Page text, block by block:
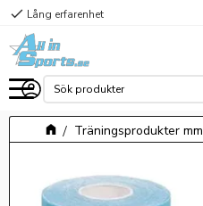
Meny
check Lång erfarenhet
Träningsprodukter mm